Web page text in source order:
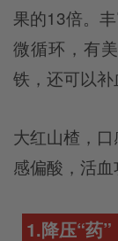
果的13倍。
微循环，有
铁，还可以补
大红山楂，
感偏酸，活血
1.降压“药”